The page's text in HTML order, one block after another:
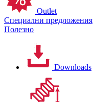
Outlet
Специални предложения
Полезно
Downloads